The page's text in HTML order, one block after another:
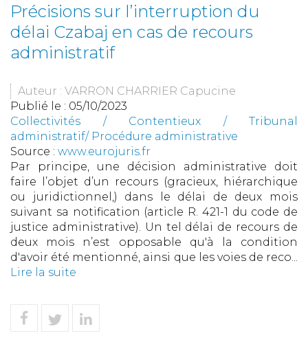
Précisions sur l’interruption du
délai Czabaj en cas de recours
administratif
Auteur : VARRON CHARRIER Capucine
Publié le : 05/10/2023
Collectivités / Contentieux / Tribunal
administratif/ Procédure administrative
Source : www.eurojuris.fr
Par principe, une décision administrative doit
faire l’objet d’un recours (gracieux, hiérarchique
ou juridictionnel,) dans le délai de deux mois
suivant sa notification (article R. 421-1 du code de
justice administrative). Un tel délai de recours de
deux mois n’est opposable qu'à la condition
d'avoir été mentionné, ainsi que les voies de reco...
Lire la suite